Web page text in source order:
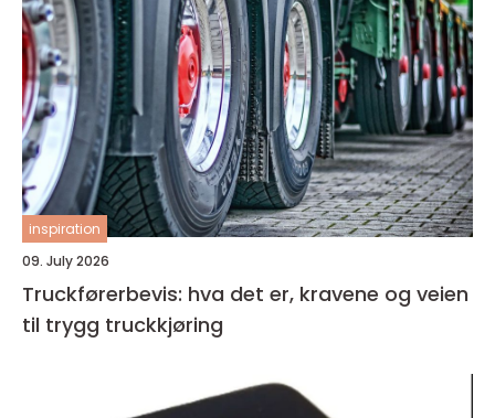
inspiration
09. July 2026
Truckførerbevis: hva det er, kravene og veien
til trygg truckkjøring